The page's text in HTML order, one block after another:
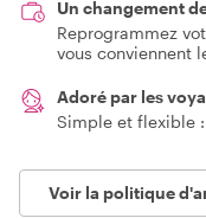
Un changement
Reprogrammez
vous conviennent
Adoré par les
Simple et flexible
Voir la politique